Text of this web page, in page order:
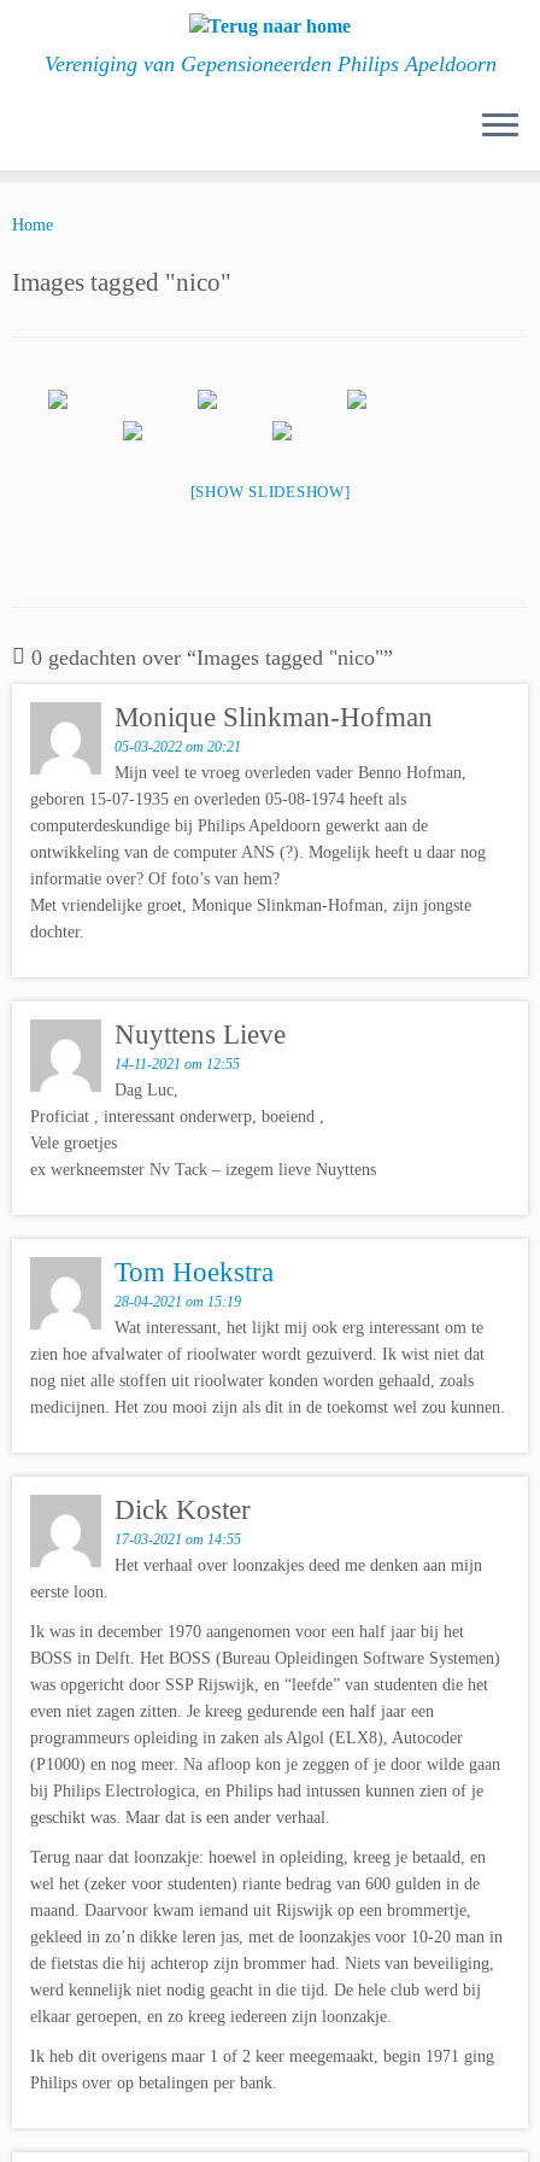
Vereniging van Gepensioneerden Philips Apeldoorn
Home
Images tagged "nico"
[SHOW SLIDESHOW]
0 gedachten over “Images tagged "nico"”
Monique Slinkman-Hofman
05-03-2022 om 20:21
Mijn veel te vroeg overleden vader Benno Hofman,
geboren 15-07-1935 en overleden 05-08-1974 heeft als
computerdeskundige bij Philips Apeldoorn gewerkt aan de
ontwikkeling van de computer ANS (?). Mogelijk heeft u daar nog
informatie over? Of foto’s van hem?
Met vriendelijke groet, Monique Slinkman-Hofman, zijn jongste
dochter.
Nuyttens Lieve
14-11-2021 om 12:55
Dag Luc,
Proficiat , interessant onderwerp, boeiend ,
Vele groetjes
ex werkneemster Nv Tack – izegem lieve Nuyttens
Tom Hoekstra
28-04-2021 om 15:19
Wat interessant, het lijkt mij ook erg interessant om te
zien hoe afvalwater of rioolwater wordt gezuiverd. Ik wist niet dat
nog niet alle stoffen uit rioolwater konden worden gehaald, zoals
medicijnen. Het zou mooi zijn als dit in de toekomst wel zou kunnen.
Dick Koster
17-03-2021 om 14:55
Het verhaal over loonzakjes deed me denken aan mijn
eerste loon.
Ik was in december 1970 aangenomen voor een half jaar bij het
BOSS in Delft. Het BOSS (Bureau Opleidingen Software Systemen)
was opgericht door SSP Rijswijk, en “leefde” van studenten die het
even niet zagen zitten. Je kreeg gedurende een half jaar een
programmeurs opleiding in zaken als Algol (ELX8), Autocoder
(P1000) en nog meer. Na afloop kon je zeggen of je door wilde gaan
bij Philips Electrologica, en Philips had intussen kunnen zien of je
geschikt was. Maar dat is een ander verhaal.
Terug naar dat loonzakje: hoewel in opleiding, kreeg je betaald, en
wel het (zeker voor studenten) riante bedrag van 600 gulden in de
maand. Daarvoor kwam iemand uit Rijswijk op een brommertje,
gekleed in zo’n dikke leren jas, met de loonzakjes voor 10-20 man in
de fietstas die hij achterop zijn brommer had. Niets van beveiliging,
werd kennelijk niet nodig geacht in die tijd. De hele club werd bij
elkaar geroepen, en zo kreeg iedereen zijn loonzakje.
Ik heb dit overigens maar 1 of 2 keer meegemaakt, begin 1971 ging
Philips over op betalingen per bank.